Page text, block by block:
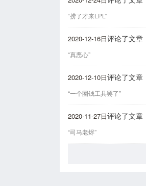
“捞了才来LPL”
2020-12-16日评论了文章
“真恶心”
2020-12-10日评论了文章
“一个圈钱工具罢了”
2020-11-27日评论了文章
“司马老烬”